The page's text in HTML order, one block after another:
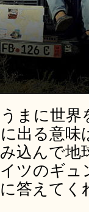
まに世界
出る意
込んで地
ツのギ
答えて